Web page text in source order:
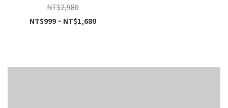
NT$2,980
NT$999 ~ NT$1,680